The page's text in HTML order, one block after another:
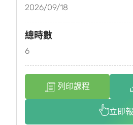
2026/09/18
總時數
6
列印課程
立即